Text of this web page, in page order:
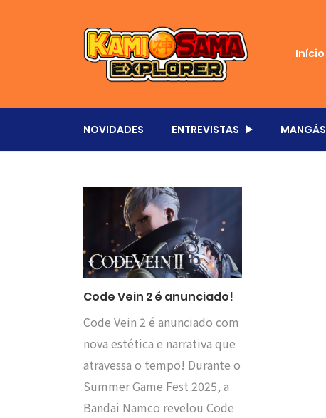
Início
NOVIDADES ENTREVISTAS MANGÁS
Code Vein 2 é anunciado!
Code Vein 2 é anunciado com
nova estética e narrativa que
atravessa o tempo! Durante o
Summer Game Fest 2025, a
Bandai Namco revelou Code